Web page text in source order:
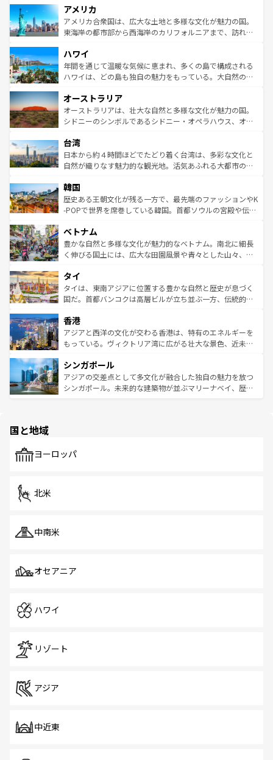
ンツ一覧を参照してほしい。
の建物がそのまま残る町や、スイスならではのユニークな
博物館もあり、アルプス観光だけでなく町歩きも満喫する
ことができる。国民の所得が高いため物価も高いが、旅行
ば市内交通費無料で観光を楽しむこともできる。 なお、新
着のスイス情報はコンテンツ一覧 を参照してほしい。
アメリカ
アメリカ合衆国は、広大な土地と多様な文化が魅力の国。
東海岸の都市部から西海岸のカリフォルニアまで、訪れる
のような巨大都市は、観光、ショッピング、エンターテイ
ンメントが詰まった刺激的なスポットだ。一方、アメリカ
西部には大自然が広がり、グランドキャニオンやイエロー
部のニューオーリンズでは、音楽と美食が融合した独特の
文化が魅力。旅行者はアメリカの各地域で異なる魅力を楽
しみながら、その多様性と豊かな歴史を感じることができ
ならではの贅沢な旅のスタイルだ。 なお、新着のアメリカ
情報はコンテンツ一覧を参照してほしい。
ハワイ
年間を通じて温暖な気候に恵まれ、多くの島で構成される
ハワイは、どの島も独自の魅力をもっている。大自然の神
ワイ島は見逃せない。また、定番の観光地といえばオアフ
島だが、静かな自然を求めるならマウイ島やカウアイ島が
おすすめ。エメラルドグリーンに輝く海をはじめ、豊かな
れるおもてなしの心で訪れる人々を迎えてくれるハワイの
人々、おいしいローカルフードやハワイアンミュージッ
ク、伝統的なフラダンスなど、すべてがハワイの魅力を彩
ワイを、存分に味わってほしい。 なお、新着のハワイ情報
はコンテンツ一覧を参照してほしい。
オーストラリア
オーストラリアは、壮大な自然と多様な文化が魅力の国。
シドニーのシンボルであるシドニー・オペラハウス、オー
リアリーフや大陸中央部にそびえるウルル（エアーズロッ
ク）、タスマニアの美しい原生林やケアンズの熱帯雨林な
ど、見どころがたくさん。また、カフェやワイン、オージ
いる。アクティビティも充実しており、サーフィンやダイ
ビング、ハイキングなど、アウトドア好きにはたまらな
い。オーストラリアの多彩な魅力を存分に味わいつくそ
参照してほしい。
台湾
日本から約４時間ほどでたどり着く台湾は、多彩な文化と
自然が織りなす魅力的な観光地。活気あふれる大都市の台
ン）、静ひつな山岳地帯である台湾東部など、都市の喧騒
と山間の静けさが共存しており、訪れる人に新しい発見と
驚きをもたらしてくれる。また、奥深い台湾の食文化も魅
容にもいいと評判のスイーツなど、バラエティ豊かな料理
が味わえる。 なお、新着の台湾情報は コンテンツ一覧を参
照してほしい。
韓国
歴史ある王朝文化が残る一方で、最先端のファッションやK
-POPで世界を席巻している韓国。首都ソウルの宮殿や伝統
き、地方に足を延ばせば四季折々の自然美を楽しむことが
できる。そして、キムチや焼肉、絶品のストリートフード
まで、さまざまな韓国料理が待っている。夜には、韓国な
リティに包まれながら、韓国の多彩な魅力を心ゆくまで味
わってみてほしい。 なお、新着の韓国情報はコンテンツ一
覧を参照してほしい。
ベトナム
豊かな自然と多様な文化が魅力的なベトナム。南北に細長
く伸びる国土には、広大な田園風景や青々とした山々、世
急速な発展と共に伝統が息づく。ハノイの古い町並みやホ
ーチミン市のフランス統治時代の建物も、独特の雰囲気を
醸し出している。また、バラエティの豊かさとおいしさで
とつ。フォーやバインミー、ベトナムコーヒーなどは、ぜ
ひ現地で味わいたい。どの地域を訪れてもあたたかい人々
が旅行者を迎えてくれるので、きっと忘れられない旅にな
参照してほしい。
タイ
タイは、東南アジアに位置する豊かな自然と歴史が息づく
国だ。首都バンコクは高層ビルが立ち並ぶ一方、伝統的な
の活気が交差している。北部ではチェンマイなどの山岳地
帯で自然と触れ合い、南部ではプーケットやクラビの美し
いビーチでリゾート気分を楽しむことができる。タイ料理
激する。気候は一年中温暖で、どの季節にも異なる楽しみ
が待っている。親しみやすいタイの人々、仏教を中心とし
た文化、そして多様な観光資源が、訪れる旅人を魅了し続
香港
アジアと西洋の文化が交わる香港は、特有のエネルギーを
もっている。ヴィクトリア湾に広がる壮大な景色、近未来
み、どこを訪れても感動するはず。観光スポットが密集し
ており、効率よく見どころを回れるのも魅力。息をのむよ
うな絶景から文化的な体験まで、香港を存分に楽しみ尽く
シンガポール
アジアの交差点として多文化が融合した独自の魅力を放つ
シンガポール。未来的な建築物が並ぶマリーナベイ、歴史
で、ホーカーズは地元の風情を楽しめる外せないスポット
国と地域
ヨーロッパ
北米
中南米
オセアニア
ハワイ
リゾート
アジア
中近東